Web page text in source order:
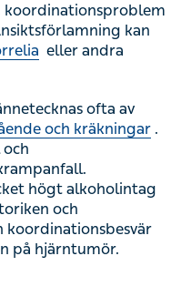
koordinationsproblem
kan
eller andra
ofta av
och kräkningar .
högt alkoholintag
och
koordinationsbesvär
på hjärntumör.